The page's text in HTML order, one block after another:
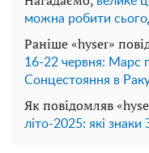
можна робити
Раніше «hyser»
16-22 червня: Марс
Сонцестояння в
Як повідомляв
літо-2025: які знаки